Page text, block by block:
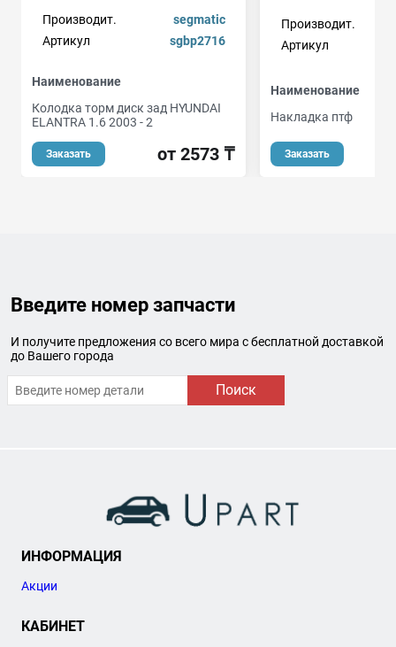
Производит.
segmatic
Артикул
sgbp2716
Наименование
Колодка торм диск зад HYUNDAI
ELANTRA 1.6 2003 - 2
Заказать от 2573 ₸
Производит.
Артикул
Наименование
Накладка птф
Заказать
Введите номер запчасти
И получите предложения со всего мира с бесплатной доставкой
до Вашего города
Поиск
ИНФОРМАЦИЯ
Акции
КАБИНЕТ